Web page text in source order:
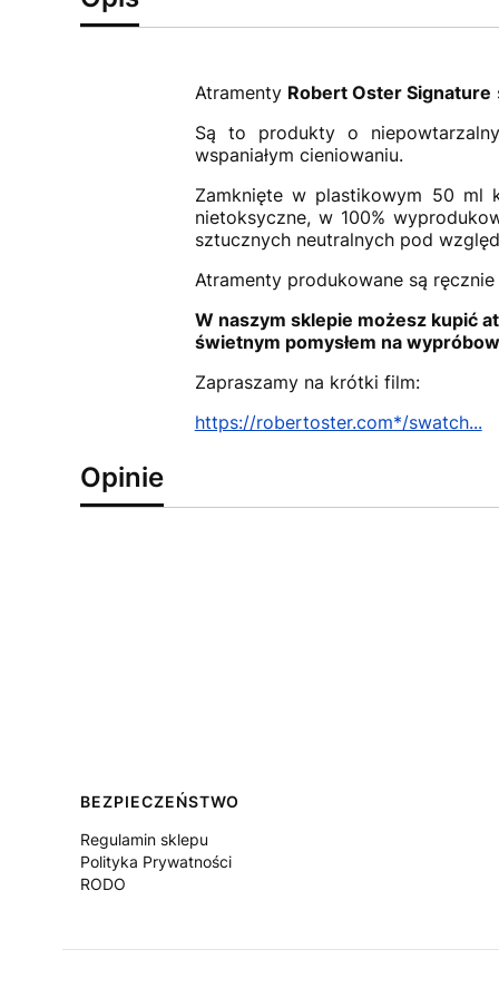
Atramenty Robert Oster Signature
Są to produkty o
wspaniałym cieniowaniu.
Zamknięte w plastikowym 50 ml
nietoksyczne, w 100%
sztucznych neutralnych pod
Atramenty produkowane są
W naszym sklepie możesz kupić
świetnym pomysłem na
Zapraszamy na krótki film:
https://robertoster.com*/swatch...
Opinie
Linki w stopce
BEZPIECZEŃSTWO
Regulamin sklepu
Polityka Prywatności
RODO